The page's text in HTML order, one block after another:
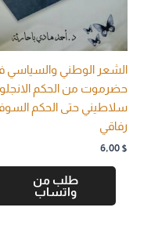
الشعر الوطني والسياسي
حضرموت من الحكم الانجلو
سلاطيني حتى الحكم
رفاقي
6,00 $
طلب من
واتساب